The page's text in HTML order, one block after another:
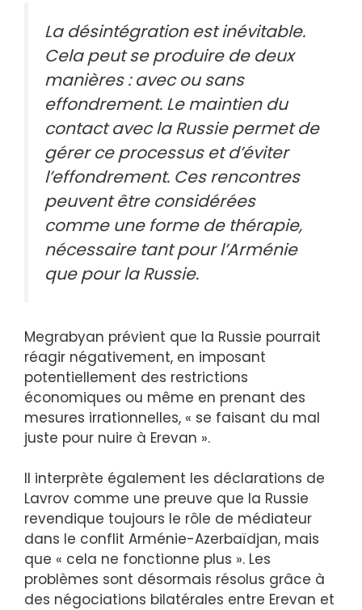
La désintégration est inévitable.
Cela peut se produire de deux
manières : avec ou sans
effondrement. Le maintien du
contact avec la Russie permet de
gérer ce processus et d’éviter
l’effondrement. Ces rencontres
peuvent être considérées
comme une forme de thérapie,
nécessaire tant pour l’Arménie
que pour la Russie.
Megrabyan prévient que la Russie pourrait
réagir négativement, en imposant
potentiellement des restrictions
économiques ou même en prenant des
mesures irrationnelles, « se faisant du mal
juste pour nuire à Erevan ».
Il interprète également les déclarations de
Lavrov comme une preuve que la Russie
revendique toujours le rôle de médiateur
dans le conflit Arménie-Azerbaïdjan, mais
que « cela ne fonctionne plus ». Les
problèmes sont désormais résolus grâce à
des négociations bilatérales entre Erevan et